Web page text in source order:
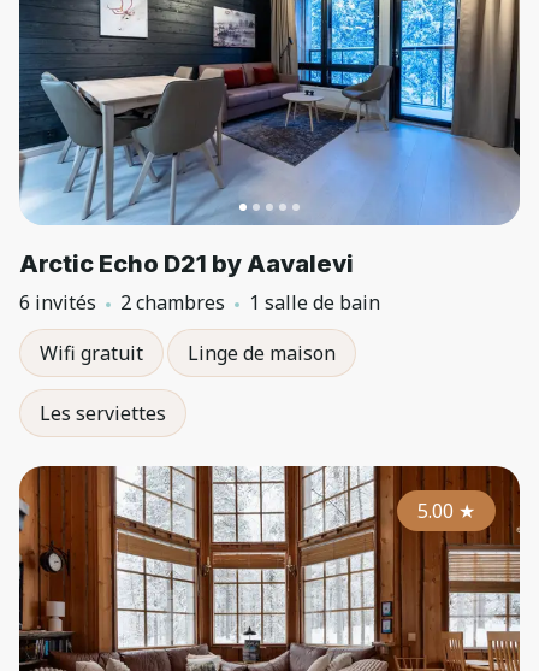
Arctic Echo D21 by Aavalevi
6 invités 2 chambres
1 salle de bain
Wifi gratuit
Linge de maison
Les serviettes
5.00 ★